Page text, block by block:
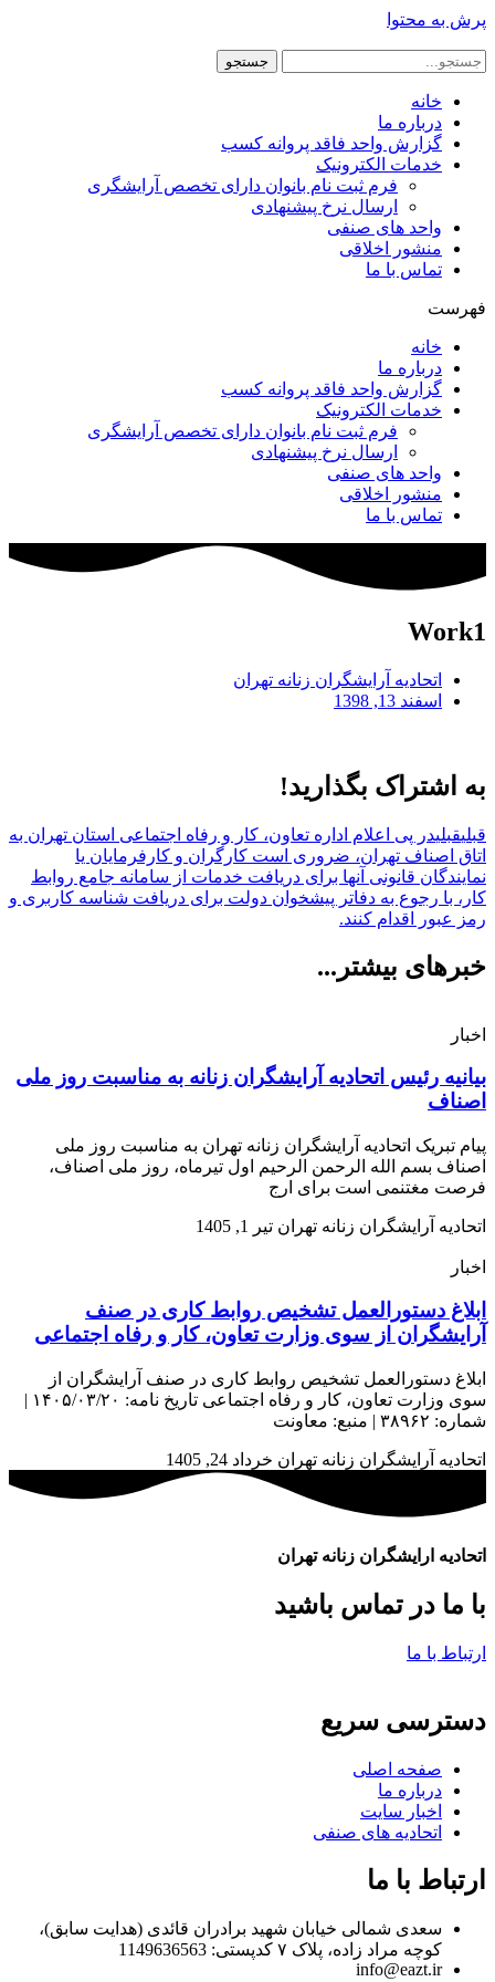
پرش به محتوا
جستجو
خانه
درباره ما
گزارش واحد فاقد پروانه کسب
خدمات الکترونیک
فرم ثبت نام بانوان دارای تخصص آرایشگری
ارسال نرخ پیشنهادی
واحد های صنفی
منشور اخلاقی
تماس با ما
فهرست
خانه
درباره ما
گزارش واحد فاقد پروانه کسب
خدمات الکترونیک
فرم ثبت نام بانوان دارای تخصص آرایشگری
ارسال نرخ پیشنهادی
واحد های صنفی
منشور اخلاقی
تماس با ما
Work1
اتحادیه آرایشگران زنانه تهران
اسفند 13, 1398
به اشتراک بگذارید!
قبلیقبلیدر پی اعلام اداره تعاون، کار و رفاه اجتماعی استان تهران به
اتاق اصناف تهران، ضروری است کارگران و کارفرمایان یا
نمایندگان قانونی آنها برای دریافت خدمات از سامانه جامع روابط
کار، با رجوع به دفاتر پیشخوان دولت برای دریافت شناسه کاربری و
رمز عبور اقدام کنند.
خبرهای بیشتر...
اخبار
بیانیه رئیس اتحادیه آرایشگران زنانه به مناسبت روز ملی
اصناف
پیام تبریک اتحادیه آرایشگران زنانه تهران به مناسبت روز ملی
اصناف بسم الله الرحمن الرحیم اول تیرماه، روز ملی اصناف،
فرصت مغتنمی است برای ارج
اتحادیه آرایشگران زنانه تهران تیر 1, 1405
اخبار
ابلاغ دستورالعمل تشخیص روابط کاری در صنف
آرایشگران از سوی وزارت تعاون، کار و رفاه اجتماعی
ابلاغ دستورالعمل تشخیص روابط کاری در صنف آرایشگران از
سوی وزارت تعاون، کار و رفاه اجتماعی تاریخ نامه: ۱۴۰۵/۰۳/۲۰ |
شماره: ۳۸۹۶۲ | منبع: معاونت
اتحادیه آرایشگران زنانه تهران خرداد 24, 1405
اتحادیه ارایشگران زنانه تهران
با ما در تماس باشید
ارتباط با ما
دسترسی سریع
صفحه اصلی
درباره ما
اخبار سایت
اتحادیه های صنفی
ارتباط با ما
سعدی شمالی خیابان شهید برادران قائدی (هدایت سابق)،
کوچه مراد زاده، پلاک ۷ کدپستی: 1149636563
info@eazt.ir